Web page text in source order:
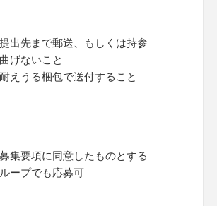
出先まで郵送、もしくは持参
げないこと
えうる梱包で送付すること
集要項に同意したものとする
ープでも応募可